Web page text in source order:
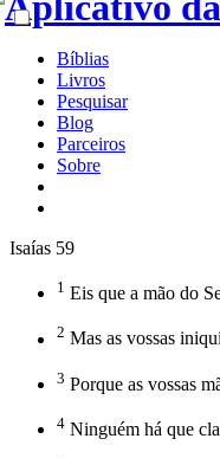
Bíblias
Livros
Pesquisar
Blog
Parceiros
Sobre
Isaías 59
1 Eis que a mão do
2 Mas as vossas
3 Porque as vossas
4 Ninguém há que